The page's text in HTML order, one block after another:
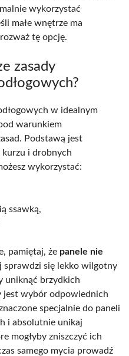
wykorzystać
małe wnętrze ma
tę opcję.
zasady
w idealnym
warunkiem
Podstawą jest
kurzu i drobnych
wykorzystać:
ssawką,
pamiętaj, że panele nie
sprawdzi się lekko wilgotny
uniknąć brzydkich
jest wybór odpowiednich
specjalnie do paneli
i absolutnie unikaj
mogłyby zniszczyć ich
samego mycia prowadź